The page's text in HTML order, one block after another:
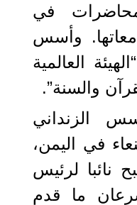
في
وأسس
العالمية
والسنة”.
1991 أسس الزنداني
في اليمن،
أصبح نائبا لرئيس
ما قدم